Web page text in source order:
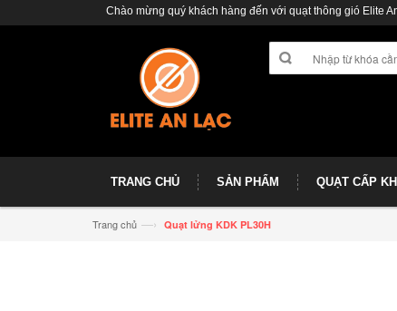
Chào mừng quý khách hàng đến với quạt thông gió Elite
TRANG CHỦ SẢN PHẨM QUẠT CẤP
Trang chủ —› Quạt lửng KDK PL30H